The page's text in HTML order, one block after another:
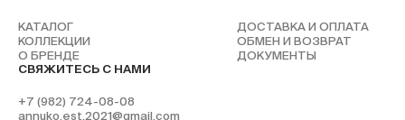
КАТАЛОГ
КОЛЛЕКЦИИ
О БРЕНДЕ
ДОСТАВКА И ОПЛАТА
ОБМЕН И ВОЗВРАТ
ДОКУМЕНТЫ
СВЯЖИТЕСЬ С НАМИ
+7 (982) 724-08-08
annuko.est.2021@gmail.com